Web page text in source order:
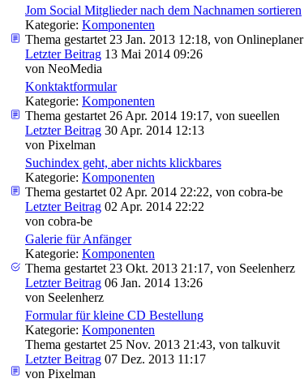
Jom Social Mitglieder nach dem Nachnamen sortieren
Kategorie: Komponenten
Thema gestartet 23 Jan. 2013 12:18, von Onlineplaner
Letzter Beitrag 13 Mai 2014 09:26
von NeoMedia
Konktaktformular
Kategorie: Komponenten
Thema gestartet 26 Apr. 2014 19:17, von sueellen
Letzter Beitrag 30 Apr. 2014 12:13
von Pixelman
Suchindex geht, aber nichts klickbares
Kategorie: Komponenten
Thema gestartet 02 Apr. 2014 22:22, von cobra-be
Letzter Beitrag 02 Apr. 2014 22:22
von cobra-be
Galerie für Anfänger
Kategorie: Komponenten
Thema gestartet 23 Okt. 2013 21:17, von Seelenherz
Letzter Beitrag 06 Jan. 2014 13:26
von Seelenherz
Formular für kleine CD Bestellung
Kategorie: Komponenten
Thema gestartet 25 Nov. 2013 21:43, von talkuvit
Letzter Beitrag 07 Dez. 2013 11:17
von Pixelman